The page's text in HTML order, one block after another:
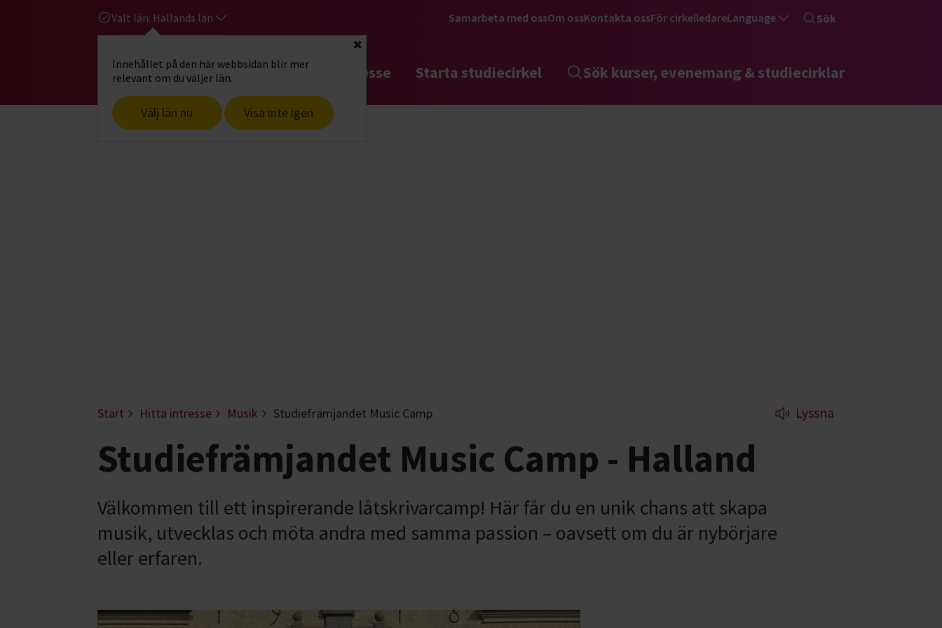
Valt län: Hallands län
Innehållet på den här webbsidan blir mer
relevant om du väljer län.
Välj län nu Visa inte igen
Stäng
Samarbeta med ossOm ossKontakta ossFör cirkelledareLanguage Sök
Gå till studiefrämjandets startsidaHitta intresse Starta studiecirkel Sök kurser, evenemang & studiecirklar
Start Hitta intresse Musik Studiefrämjandet Music Camp Lyssna
Studiefrämjandet Music Camp - Halland
Välkommen till ett inspirerande låtskrivarcamp! Här får du en unik chans att skapa
musik, utvecklas och möta andra med samma passion – oavsett om du är nybörjare
eller erfaren.